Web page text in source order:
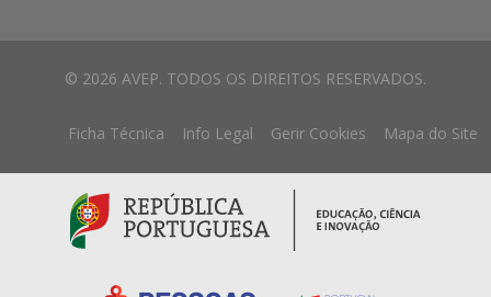
© 2026 AVEP. TODOS OS DIREITOS RESERVADOS.
Ficha Técnica Info Legal Gerir Cookies Mapa do Site